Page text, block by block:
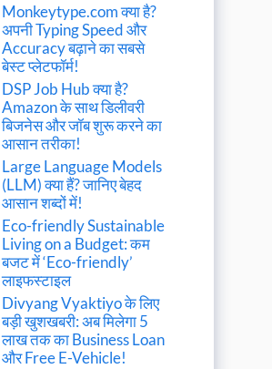
Monkeytype.com क्या है?
अपनी Typing Speed और
Accuracy बढ़ाने का सबसे
बेस्ट प्लेटफॉर्म!
DSP Job Hub क्या है?
Amazon के साथ डिलीवरी
बिजनेस और जॉब शुरू करने का
आसान तरीका!
Large Language Models
(LLM) क्या हैं? जानिए बेहद
आसान शब्दों में!
Eco-friendly Sustainable
Living on a Budget: कम
बजट में ‘Eco-friendly’
लाइफस्टाइल
Divyang Vyaktiyo के लिए
बड़ी खुशखबरी: अब मिलेगा 5
लाख तक का Business Loan
और Free E-Vehicle!